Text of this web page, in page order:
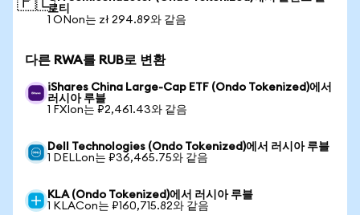
로티
1 ONon는 zł 294.89와 같음
다른 RWA를 RUB로 변환
iShares China Large-Cap ETF (Ondo Tokenized)에서
러시아 루블
1 FXIon는 ₽2,461.43와 같음
Dell Technologies (Ondo Tokenized)에서 러시아 루블
1 DELLon는 ₽36,465.75와 같음
KLA (Ondo Tokenized)에서 러시아 루블
1 KLACon는 ₽160,715.82와 같음